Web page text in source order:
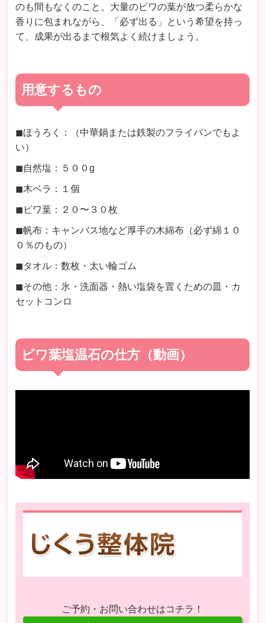
のも間もなくのこと。大量のビワの葉が放つ柔らかな
香りに包まれながら、「必ず出る」という希望を持っ
て、成果が出るまで根気よく続けましょう。
用意するもの
◼︎ほうろく：（中華鍋または鉄製のフライパンでもよ
い）
◼︎自然塩：５００g
◼︎木ベラ：１個
◼︎ビワ葉：２０〜３０枚
◼︎帆布：キャンバス地など厚手の木綿布（必ず綿１０
０％のもの）
◼︎タオル：数枚・太い輪ゴム
◼︎その他：氷・洗面器・熱い塩袋を置くための皿・カ
セットコンロ
ビワ葉塩温石の仕方（動画）
ご予約・お問い合わせはコチラ！